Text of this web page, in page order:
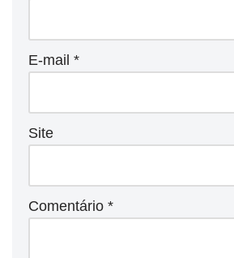
E-mail *
Site
Comentário *